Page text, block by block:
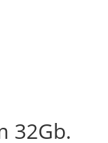
32Gb.